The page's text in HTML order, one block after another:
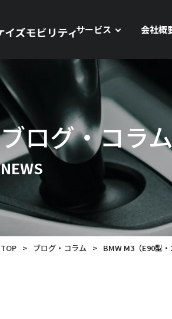
サービス 会社概
ブログ・コラ
NEWS
TOP > ブログ・コラム > BMW M3（E90型